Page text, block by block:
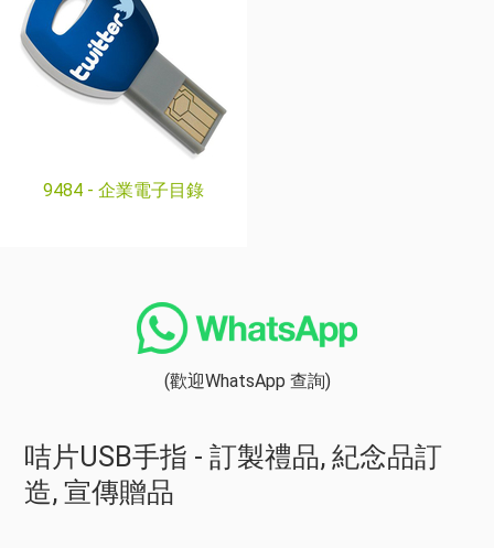
9484 - 企業電子目錄
(歡迎WhatsApp 查詢)
咭片USB手指 - 訂製禮品, 紀念品訂
造, 宣傳贈品